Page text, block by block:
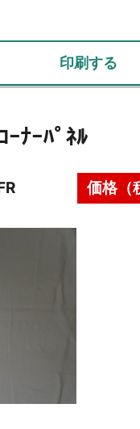
印刷する
ﾅｰﾊﾟﾈﾙ
価格（